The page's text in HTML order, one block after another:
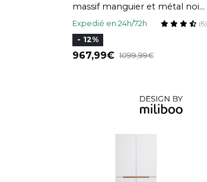
massif manguier et métal noir
L90 cm INDUSTRIA
Expedié en 24h/72h (6)
- 12%
967,99 1099,99